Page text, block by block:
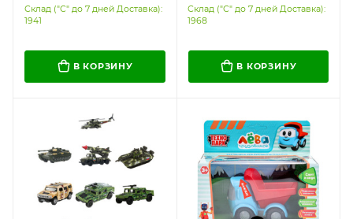
(ДЖОЛЛИ ДЖОТ), 666128
Склад ("С" до 7 дней Доставка):
1941
В КОРЗИНУ
(ДЖОЛЛИ ДЖОТ), 666123
Склад ("С" до 7 дней Доставка):
1968
В КОРЗИНУ